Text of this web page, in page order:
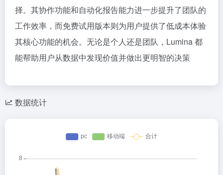
择。其协作功能和自动化报告能力进一步提升了团队的
工作效率，而免费试用版本则为用户提供了低成本体验
其核心功能的机会。无论是个人还是团队，Lumina 都
能帮助用户从数据中发现价值并做出更明智的决策
数据统计